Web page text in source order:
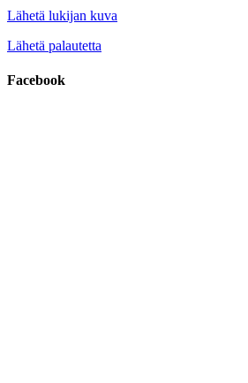
Lähetä lukijan kuva
Lähetä palautetta
Facebook